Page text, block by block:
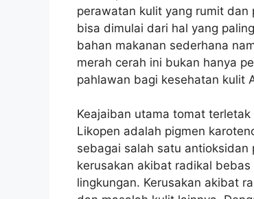
perawatan kulit yang rumit dan
bisa dimulai dari hal yang
bahan makanan sederhana
merah cerah ini bukan hanya
pahlawan bagi kesehatan kulit
Keajaiban utama tomat
Likopen adalah pigmen
sebagai salah satu
kerusakan akibat radikal
lingkungan. Kerusakan akibat